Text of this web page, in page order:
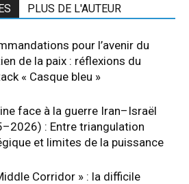
PLUS DE L'AUTEUR
pour l’avenir du
de la paix : réflexions du
« Casque bleu »
face à la guerre Iran–Israël
: Entre triangulation
et limites de la puissance
Corridor » : la difficile